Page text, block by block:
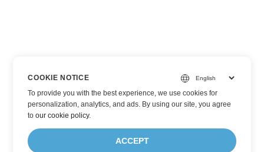
COOKIE NOTICE
To provide you with the best experience, we use cookies for
personalization, analytics, and ads. By using our site, you agree
toour cookie policy.
ACCEPT